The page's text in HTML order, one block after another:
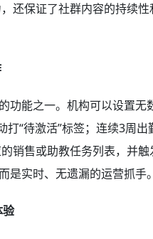
还保证了社群内容的持续
能之一。机构可以设置无
“待激活”标签；连续3周
销售或助教任务列表，并
是实时、无遗漏的运营抓手。